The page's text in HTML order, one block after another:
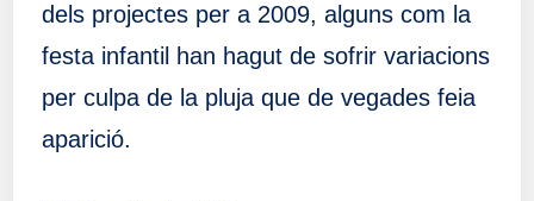
dels projectes per a 2009, alguns com la
festa infantil han hagut de sofrir variacions
per culpa de la pluja que de vegades feia
aparició.